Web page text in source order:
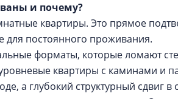
и почему?
квартиры. Это прямое
для постоянного проживания.
форматы, которые ломают
квартиры с каминами и
а глубокий структурный сдвиг